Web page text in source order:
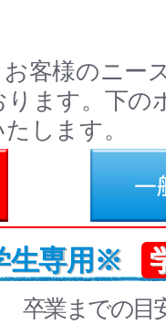
お客様のニー
ります。下の
します。
生専用※
卒業までの目